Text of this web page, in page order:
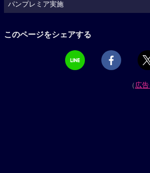
パンプレミア実施
このページをシェアする
（広